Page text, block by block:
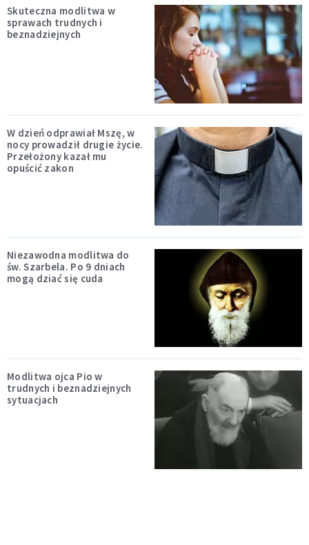
Skuteczna modlitwa w
sprawach trudnych i
beznadziejnych
W dzień odprawiał Mszę, w
nocy prowadził drugie życie.
Przełożony kazał mu
opuścić zakon
Niezawodna modlitwa do
św. Szarbela. Po 9 dniach
mogą dziać się cuda
Modlitwa ojca Pio w
trudnych i beznadziejnych
sytuacjach